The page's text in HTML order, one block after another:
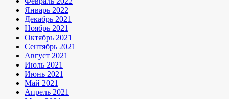
Январь 2022
Декабрь 2021
Ноябрь 2021
Октябрь 2021
Сентябрь 2021
Август 2021
Июль 2021
Июнь 2021
Май 2021
Апрель 2021